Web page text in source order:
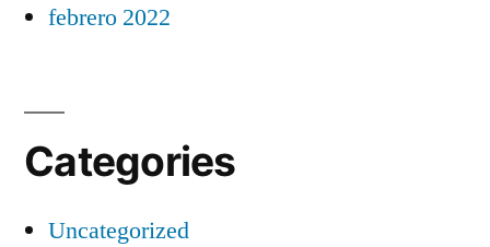
febrero 2022
Categories
Uncategorized